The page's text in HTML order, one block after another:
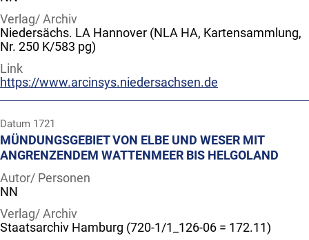
Verlag/ Archiv
Niedersächs. LA Hannover (NLA HA, Kartensammlung,
Nr. 250 K/583 pg)
Link
https://www.arcinsys.niedersachsen.de
Datum 1721
MÜNDUNGSGEBIET VON ELBE UND WESER MIT
ANGRENZENDEM WATTENMEER BIS HELGOLAND
Autor/ Personen
NN
Verlag/ Archiv
Staatsarchiv Hamburg (720-1/1_126-06 = 172.11)